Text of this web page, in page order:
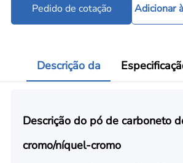
Pedido de cotação Adicionar
Descrição da
Descrição do pó de carboneto
cromo/níquel-cromo